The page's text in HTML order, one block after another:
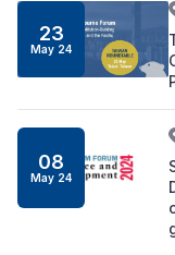
23
May 24
08
May 24